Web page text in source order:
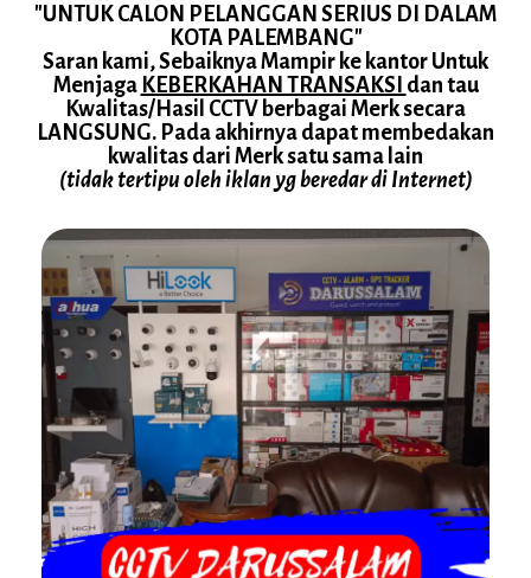
"UNTUK CALON PELANGGAN SERIUS DI DALAM
KOTA PALEMBANG"
Saran kami, Sebaiknya Mampir ke kantor Untuk
Menjaga KEBERKAHAN TRANSAKSI dan tau
Kwalitas/Hasil CCTV berbagai Merk secara
LANGSUNG. Pada akhirnya dapat membedakan
kwalitas dari Merk satu sama lain
(tidak tertipu oleh iklan yg beredar di Internet)